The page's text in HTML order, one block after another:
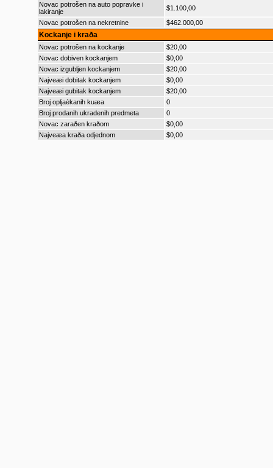
Novac potrošen na auto popravke i
lakiranje
$1.100,00
Novac potrošen na nekretnine
$462.000,00
Kockanje i kraða
Novac potrošen na kockanje
$20,00
Novac dobiven kockanjem
$0,00
Novac izgubljen kockanjem
$20,00
Najveæi dobitak kockanjem
$0,00
Najveæi gubitak kockanjem
$20,00
Broj opljaèkanih kuæa
0
Broj prodanih ukradenih predmeta
0
Novac zaraðen kraðom
$0,00
Najveæa kraða odjednom
$0,00